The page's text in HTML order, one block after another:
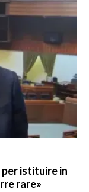
per istituire in
rare»